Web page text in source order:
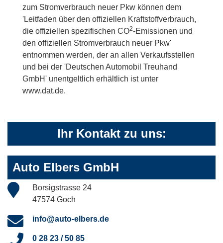
zum Stromverbrauch neuer Pkw können dem
'Leitfaden über den offiziellen Kraftstoffverbrauch,
die offiziellen spezifischen CO2-Emissionen und
den offiziellen Stromverbrauch neuer Pkw'
entnommen werden, der an allen Verkaufsstellen
und bei der 'Deutschen Automobil Treuhand
GmbH' unentgeltlich erhältlich ist unter
www.dat.de.
Ihr Kontakt zu uns:
Auto Elbers GmbH
Borsigstrasse 24
47574 Goch
info@auto-elbers.de
0 28 23 / 50 85